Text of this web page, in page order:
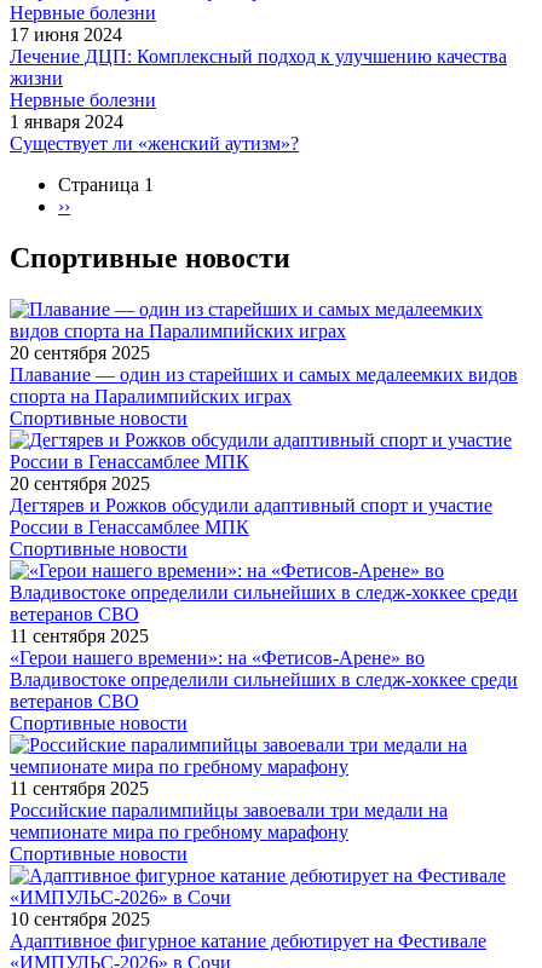
Нервные болезни
17 июня 2024
Лечение ДЦП: Комплексный подход к улучшению качества
жизни
Нервные болезни
1 января 2024
Существует ли «женский аутизм»?
Нумерация
Страница 1
Следующая
››
Спортивные новости
20 сентября 2025
Плавание — один из старейших и самых медалеемких видов
спорта на Паралимпийских играх
Спортивные новости
20 сентября 2025
Дегтярев и Рожков обсудили адаптивный спорт и участие
России в Генассамблее МПК
Спортивные новости
11 сентября 2025
«Герои нашего времени»: на «Фетисов-Арене» во
Владивостоке определили сильнейших в следж-хоккее среди
ветеранов СВО
Спортивные новости
11 сентября 2025
Российские паралимпийцы завоевали три медали на
чемпионате мира по гребному марафону
Спортивные новости
10 сентября 2025
Адаптивное фигурное катание дебютирует на Фестивале
«ИМПУЛЬС-2026» в Сочи